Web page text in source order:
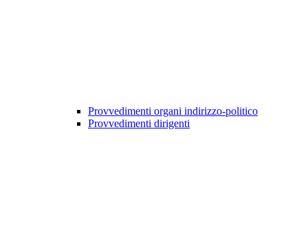
Provvedimenti organi indirizzo-politico
Provvedimenti dirigenti